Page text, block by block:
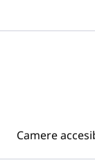
Camere